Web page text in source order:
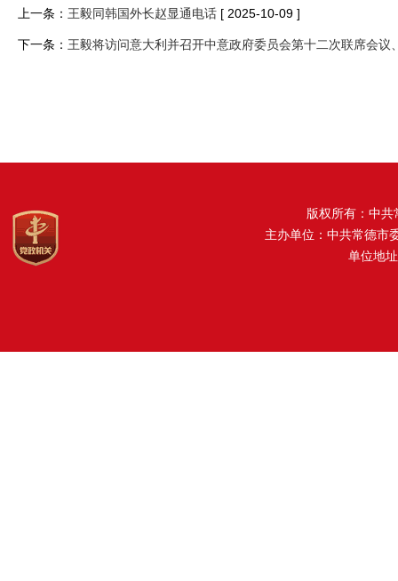
上一条： 王毅同韩国外长赵显通电话 [ 2025-10-09 ]
下一条： 王毅将访问意大利并召开中意政府委员会第十二次联席会
版权所有：中
主办单位：中共常德市
单位地